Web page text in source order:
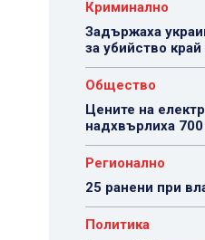
Криминално
Задържаха
за убийство
Общество
Цените на
надхвърлиха
Регионално
25 ранени при
Политика